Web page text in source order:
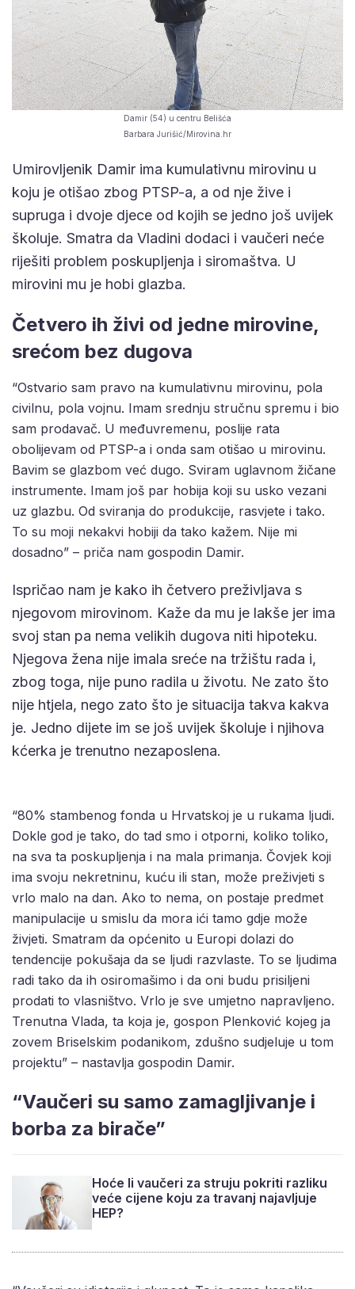
Damir (54) u centru Belišća
Barbara Jurišić/Mirovina.hr
Umirovljenik Damir ima kumulativnu mirovinu u
koju je otišao zbog PTSP-a, a od nje žive i
supruga i dvoje djece od kojih se jedno još uvijek
školuje. Smatra da Vladini dodaci i vaučeri neće
riješiti problem poskupljenja i siromaštva. U
mirovini mu je hobi glazba.
Četvero ih živi od jedne mirovine,
srećom bez dugova
“Ostvario sam pravo na kumulativnu mirovinu, pola
civilnu, pola vojnu. Imam srednju stručnu spremu i bio
sam prodavač. U međuvremenu, poslije rata
obolijevam od PTSP-a i onda sam otišao u mirovinu.
Bavim se glazbom već dugo. Sviram uglavnom žičane
instrumente. Imam još par hobija koji su usko vezani
uz glazbu. Od sviranja do produkcije, rasvjete i tako.
To su moji nekakvi hobiji da tako kažem. Nije mi
dosadno” – priča nam gospodin Damir.
Ispričao nam je kako ih četvero preživljava s
njegovom mirovinom. Kaže da mu je lakše jer ima
svoj stan pa nema velikih dugova niti hipoteku.
Njegova žena nije imala sreće na tržištu rada i,
zbog toga, nije puno radila u životu. Ne zato što
nije htjela, nego zato što je situacija takva kakva
je. Jedno dijete im se još uvijek školuje i njihova
kćerka je trenutno nezaposlena.
“80% stambenog fonda u Hrvatskoj je u rukama ljudi.
Dokle god je tako, do tad smo i otporni, koliko toliko,
na sva ta poskupljenja i na mala primanja. Čovjek koji
ima svoju nekretninu, kuću ili stan, može preživjeti s
vrlo malo na dan. Ako to nema, on postaje predmet
manipulacije u smislu da mora ići tamo gdje može
živjeti. Smatram da općenito u Europi dolazi do
tendencije pokušaja da se ljudi razvlaste. To se ljudima
radi tako da ih osiromašimo i da oni budu prisiljeni
prodati to vlasništvo. Vrlo je sve umjetno napravljeno.
Trenutna Vlada, ta koja je, gospon Plenković kojeg ja
zovem Briselskim podanikom, zdušno sudjeluje u tom
projektu” – nastavlja gospodin Damir.
“Vaučeri su samo zamagljivanje i
borba za birače”
Hoće li vaučeri za struju pokriti razliku
veće cijene koju za travanj najavljuje
HEP?